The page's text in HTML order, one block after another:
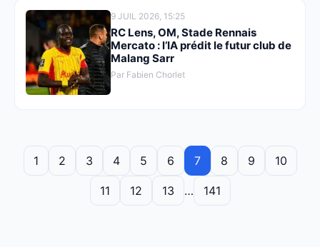
9 JUIL 2026, 15:25
RC Lens, OM, Stade Rennais
Mercato : l’IA prédit le futur club de
Malang Sarr
Par Fabien Chorlet
1 2 3 4 5 6 7 8 9 10
11 12 13 … 141